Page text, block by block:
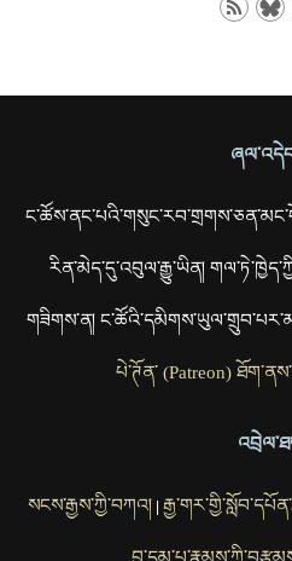
རིན་མེད་དུ་འབུལ་རྒྱུ་ཡིན།
གཟིགས་ན།
པེ་ཊོན་ (Patreon)
སངས་རྒྱས་ཀྱི་བཀའ།